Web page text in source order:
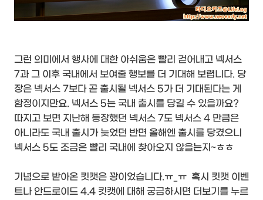
그런 의미에서 행사에 대한 아쉬움은 빨리 걷어내고 넥서스
7과 그 이후 국내에서 보여줄 행보를 더 기대해 보렵니다. 당
장은 넥서스 7보다 곧 출시될 넥서스 5가 더 기대된다는 게
함정이지만요. 넥서스 5는 국내 출시를 당길 수 있을까요?
따지고 보면 지난해 등장했던 넥서스 7도 넥서스 4 만큼은
아니라도 국내 출시가 늦었던 반면 올해엔 출시를 당겼으니
넥서스 5도 조금은 빨리 국내에 찾아오지 않을는지~ㅎㅎ
기념으로 받아온 킷캣은 꽝이었습니다.ㅠ_ㅠ 혹시 킷캣 이벤
트나 안드로이드 4.4 킷캣에 대해 궁금하시면 더보기를 누르